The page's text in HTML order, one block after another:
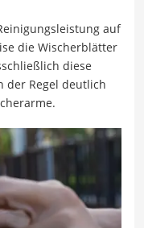
auf
die Wischerblätter
diese
der Regel deutlich